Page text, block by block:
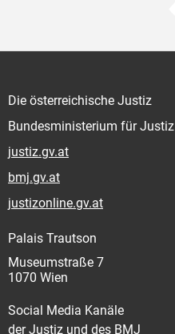
Die österreichische Justiz
Bundesministerium für Justiz
justiz.gv.at
bmj.gv.at
justizonline.gv.at
Palais Trautson
Museumstraße 7
1070 Wien
Social Media Kanäle
der Justiz und des BMJ